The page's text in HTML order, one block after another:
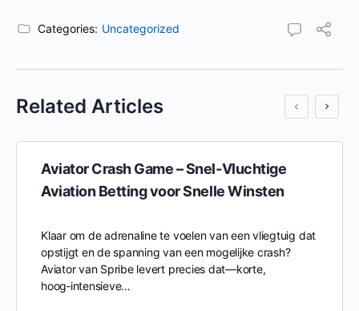
Categories: Uncategorized
Related Articles
Aviator Crash Game – Snel‑Vluchtige
Aviation Betting voor Snelle Winsten
Klaar om de adrenaline te voelen van een vliegtuig dat
opstijgt en de spanning van een mogelijke crash?
Aviator van Spribe levert precies dat—korte,
hoog‑intensieve…